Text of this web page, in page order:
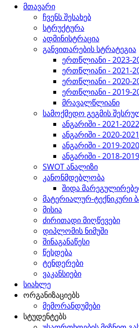
მთავარი
ჩვენს შესახებ
სტრუქტურა
ადმინისტრაცია
განვითარების სტრატეგია
ერთწლიანი - 2023-
ერთწლიანი - 2021-
ერთწლიანი - 2020-
ერთწლიანი - 2019-
მრავალწლიანი
სამოქმედო გეგმის
ანგარიში - 2021-2022
ანგარიში - 2020-2021
ანგარიში - 2019-2020
ანგარიში - 2018-2019
SWOT ანალიზი
კანონმდებლობა
შიდა
მატერიალურ-ტექნიკური
მისია
ძირითადი მიღწევები
დიპლომის ნიმუში
შინაგანაწესი
წესდება
ტენდერები
ვაკანსიები
სიახლე
ორგანიზაციებს
მემორანდუმები
სტუდენტებს